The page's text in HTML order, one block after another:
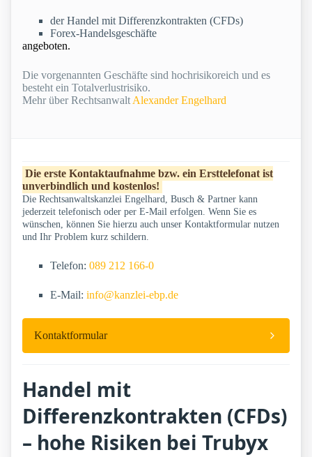
der Handel mit Differenzkontrakten (CFDs)
Forex-Handelsgeschäfte
angeboten.
Die vorgenannten Geschäfte sind hochrisikoreich und es
besteht ein Totalverlustrisiko.
Mehr über Rechtsanwalt Alexander Engelhard
Die erste Kontaktaufnahme bzw. ein Ersttelefonat ist
unverbindlich und kostenlos!
Die Rechtsanwaltskanzlei Engelhard, Busch & Partner kann
jederzeit telefonisch oder per E-Mail erfolgen. Wenn Sie es
wünschen, können Sie hierzu auch unser Kontaktformular nutzen
und Ihr Problem kurz schildern.
Telefon: 089 212 166-0
E-Mail: info@kanzlei-ebp.de
Kontaktformular
Handel mit
Differenzkontrakten (CFDs)
– hohe Risiken bei Trubyx